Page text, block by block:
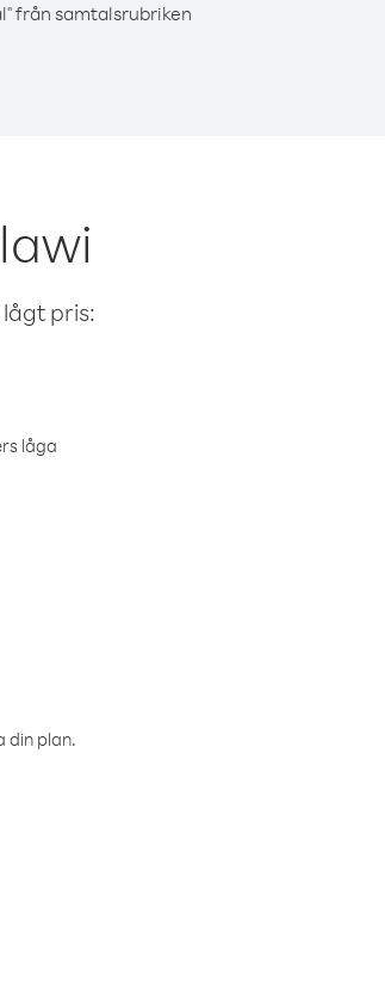
från samtalsrubriken
pris:
låga
din plan.